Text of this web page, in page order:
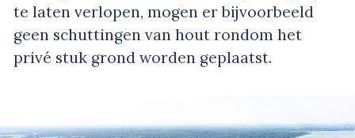
te laten verlopen, mogen er bijvoorbeeld
geen schuttingen van hout rondom het
privé stuk grond worden geplaatst.